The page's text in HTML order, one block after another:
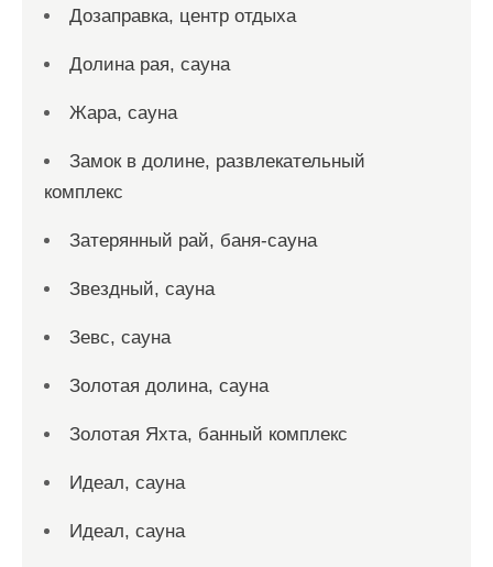
Дозаправка, центр отдыха
Долина рая, сауна
Жара, сауна
Замок в долине, развлекательный
комплекс
Затерянный рай, баня-сауна
Звездный, сауна
Зевс, сауна
Золотая долина, сауна
Золотая Яхта, банный комплекс
Идеал, сауна
Идеал, сауна